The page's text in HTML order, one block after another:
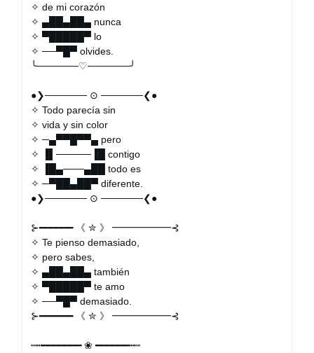
✧ de mi corazón
✧ ▄██▄██▄ nunca
✧ ▀█████▀ lo
✧ ──▀█▀ olvides.
╰──────♡──────╯
●❯────── ⊙ ──────❮●
✧ Todo parecía sin
✧ vida y sin color
✧ ─▄▀▀█▀▀▄ pero
✧ ▐▌─────▐█ contigo
✧ ▐█▄───▄██ todo es
✧ ─▀██▄██▀ diferente.
●❯────── ⊙ ──────❮●
⊱━━━━━━ 《 ✮ 》 ━━━━━━⊰
✧ Te pienso demasiado,
✧ pero sabes,
✧ ▄██▄██▄ también
✧ ▀█████▀ te amo
✧ ──▀█▀ demasiado.
⊱━━━━━━ 《 ✮ 》 ━━━━━━⊰
┉┅━━━━━━━ ❀ ━━━━━━┅┉